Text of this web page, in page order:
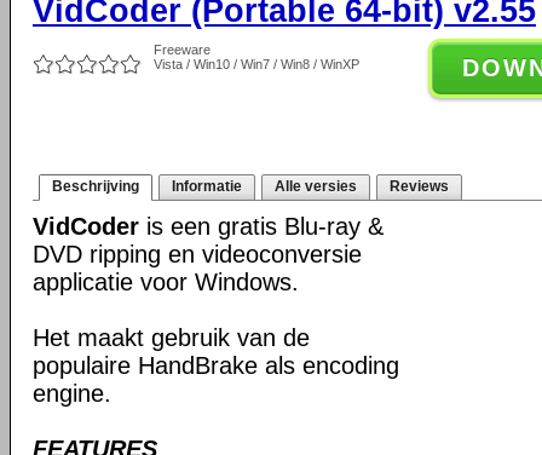
VidCoder (Portable 64-bit) v2.55
Freeware
Vista / Win10 / Win7 / Win8 / WinXP
Beschrijving Informatie Alle versies Reviews
VidCoder is een gratis Blu-ray &
DVD ripping en videoconversie
applicatie voor Windows.
Het maakt gebruik van de
populaire HandBrake als encoding
engine.
FEATURES